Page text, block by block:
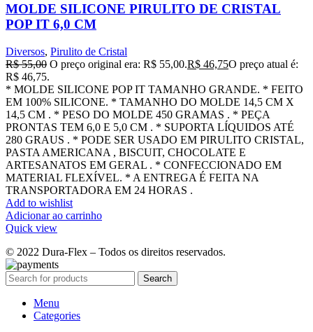
MOLDE SILICONE PIRULITO DE CRISTAL
POP IT 6,0 CM
Diversos, Pirulito de Cristal
R$55,00 O preço original era: R$ 55,00.R$ 46,75O preço atual é:
R$ 46,75.
* MOLDE SILICONE POP IT TAMANHO GRANDE. * FEITO
EM 100% SILICONE. * TAMANHO DO MOLDE 14,5 CM X
14,5 CM . * PESO DO MOLDE 450 GRAMAS . * PEÇA
PRONTAS TEM 6,0 E 5,0 CM . * SUPORTA LÍQUIDOS ATÉ
280 GRAUS . * PODE SER USADO EM PIRULITO CRISTAL,
PASTA AMERICANA , BISCUIT, CHOCOLATE E
ARTESANATOS EM GERAL . * CONFECCIONADO EM
MATERIAL FLEXÍVEL. * A ENTREGA É FEITA NA
TRANSPORTADORA EM 24 HORAS .
Add to wishlist
Adicionar ao carrinho
Quick view
© 2022 Dura-Flex – Todos os direitos reservados.
Search
Menu
Categories